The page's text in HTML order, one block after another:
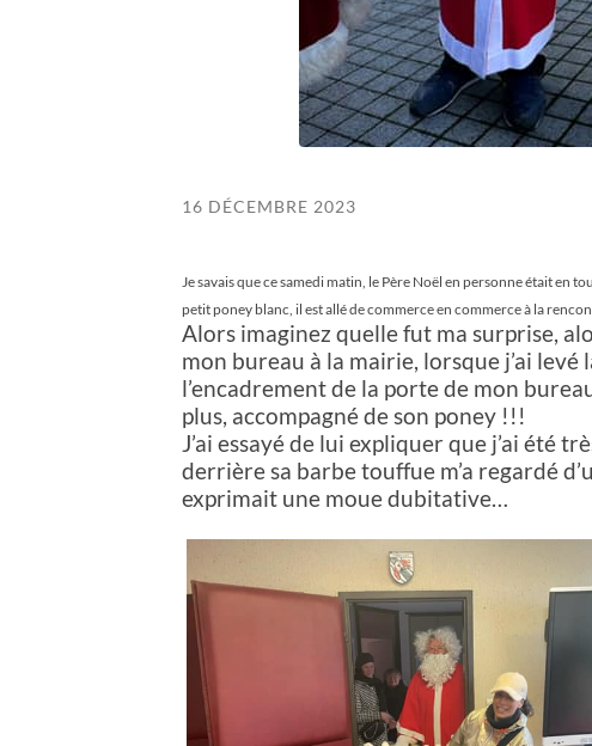
16 DÉCEMBRE 2023
Je savais que ce samedi matin, le Père Noël en personne était en
petit poney blanc, il est allé de commerce en commerce à la
Alors imaginez quelle fut ma surprise,
mon bureau à la mairie, lorsque j’ai levé
l’encadrement de la porte de mon
plus, accompagné de son poney !!!
J’ai essayé de lui expliquer que j’ai été
derrière sa barbe touffue m’a regardé
exprimait une moue dubitative…